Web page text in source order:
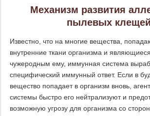
Механизм развития
пылевых клещей
Известно, что на многие вещества,
внутренние ткани организма и
чужеродным ему, иммунная система
специфический иммунный ответ. Если в
вещество попадает в организм вновь,
системы быстро его нейтрализуют и
возможную угрозу для организма со